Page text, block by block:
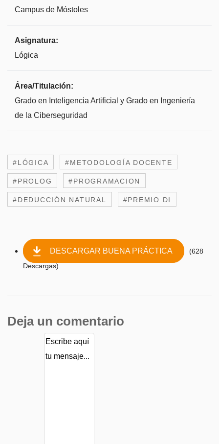
Campus de Móstoles
Asignatura:
Lógica
Área/Titulación:
Grado en Inteligencia Artificial y Grado en Ingeniería
de la Ciberseguridad
#LÓGICA #METODOLOGÍA DOCENTE
#PROLOG #PROGRAMACION
#DEDUCCIÓN NATURAL #PREMIO DI
DESCARGAR BUENA PRÁCTICA
(628
Descargas)
Deja un comentario